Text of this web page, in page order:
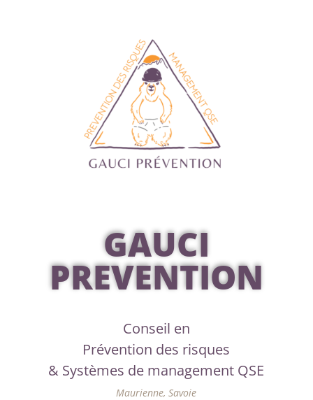
GAUCI
PREVENTION
Conseil en
Prévention des risques
& Systèmes de management QSE
Maurienne, Savoie